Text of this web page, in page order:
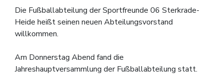
Die Fußballabteilung der Sportfreunde 06 Sterkrade-
Heide heißt seinen neuen Abteilungsvorstand
willkommen.
Am Donnerstag Abend fand die
Jahreshauptversammlung der Fußballabteilung statt.